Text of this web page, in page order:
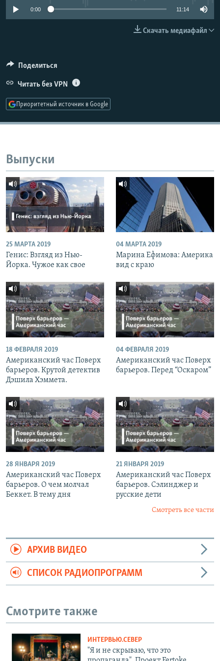
РАСПИСАНИЕ ВЕЩАНИЯ
Все сайты РСЕ/РС
0:00 11:14
Скачать медиафайл
Поделиться
Читать без VPN
Приоритетный источник в Google
Выпуски
25 МАРТА 2019
Генис: Взгляд из Нью-
Йорка. Чужое как свое
04 МАРТА 2019
Марина Ефимова: Америка
вид с краю
18 ФЕВРАЛЯ 2019
Американский час Поверх
барьеров. Крутой детектив
Дэшила Хэммета.
04 ФЕВРАЛЯ 2019
Американский час Поверх
барьеров. Перед “Оскаром”
28 ЯНВАРЯ 2019
Американский час Поверх
барьеров. О чем молчал
Беккет. В тему дня
21 ЯНВАРЯ 2019
Американский час Поверх
барьеров. Сэлинджер и
русские дети
Смотреть все части
АРХИВ ВИДЕО
СПИСОК РАДИОПРОГРАММ
Смотрите также
ИНТЕРВЬЮ.СЕВЕР
"Я и не скрываю, что это